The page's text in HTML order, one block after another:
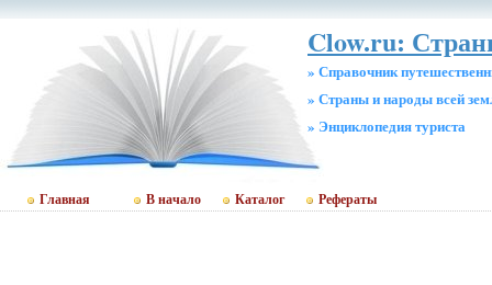
Clow.ru:
» Справочник
» Страны и народы всей
» Энциклопедия туриста
Главная В начало Каталог Рефераты